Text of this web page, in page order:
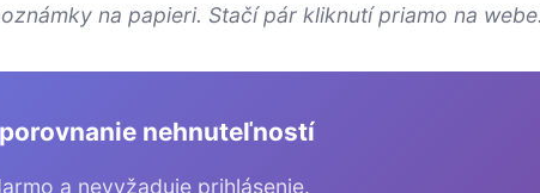
na papieri. Stačí pár kliknutí priamo na
nehnuteľností
a nevyžaduje prihlásenie.